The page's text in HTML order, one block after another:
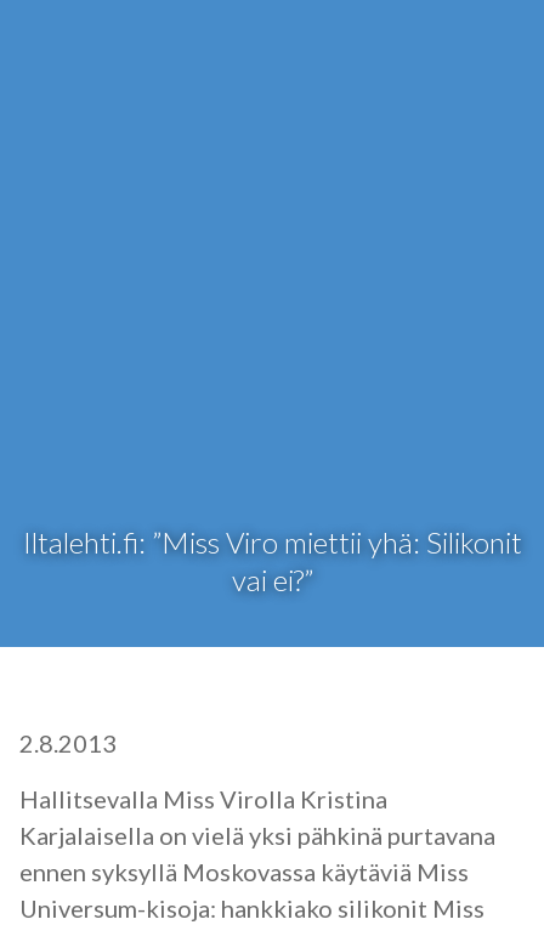
Iltalehti.fi: ”Miss Viro miettii yhä: Silikonit
vai ei?”
2.8.2013
Hallitsevalla Miss Virolla Kristina
Karjalaisella on vielä yksi pähkinä purtavana
ennen syksyllä Moskovassa käytäviä Miss
Universum-kisoja: hankkiako silikonit Miss